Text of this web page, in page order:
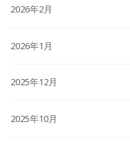
2026年2月
2026年1月
2025年12月
2025年10月